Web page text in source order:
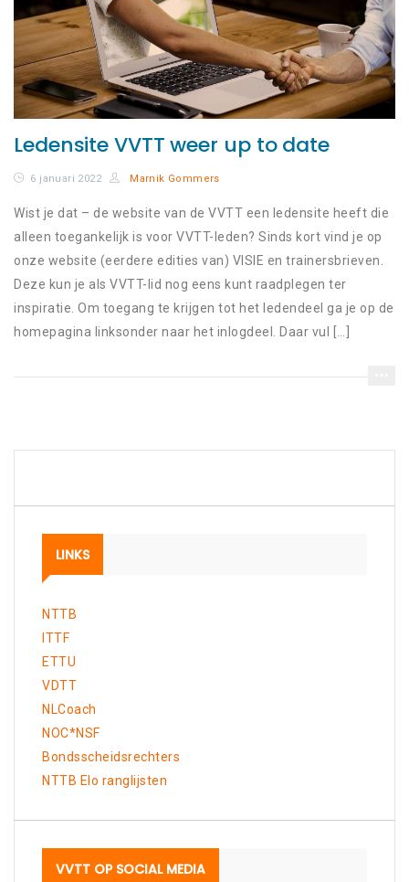
Ledensite VVTT weer up to date
6 januari 2022 Marnik Gommers
Wist je dat – de website van de VVTT een ledensite heeft die
alleen toegankelijk is voor VVTT-leden? Sinds kort vind je op
onze website (eerdere edities van) VISIE en trainersbrieven.
Deze kun je als VVTT-lid nog eens kunt raadplegen ter
inspiratie. Om toegang te krijgen tot het ledendeel ga je op de
homepagina linksonder naar het inlogdeel. Daar vul […]
LINKS
NTTB
ITTF
ETTU
VDTT
NLCoach
NOC*NSF
Bondsscheidsrechters
NTTB Elo ranglijsten
VVTT OP SOCIAL MEDIA